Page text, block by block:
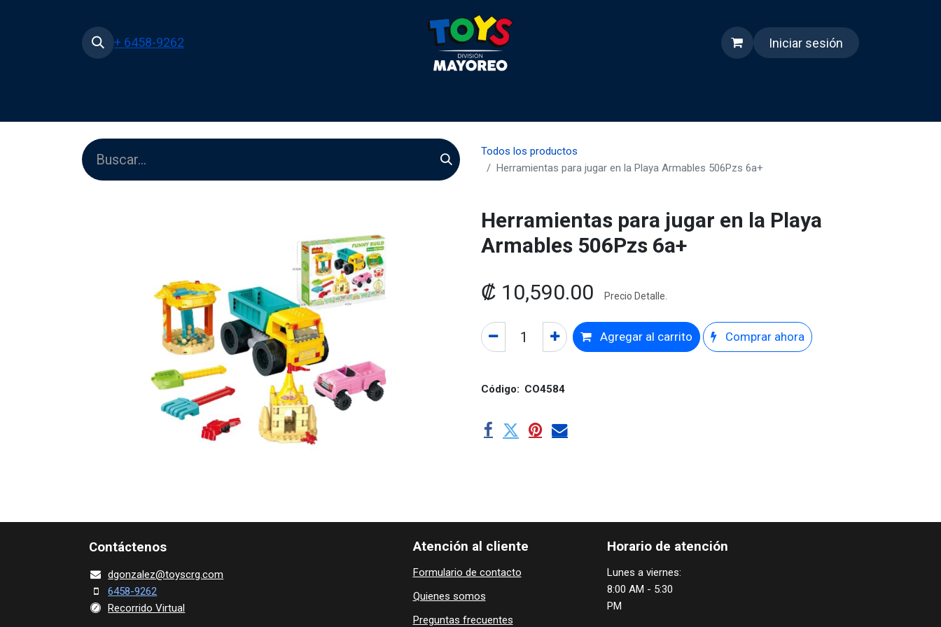
+ 6458-9262 Iniciar sesión
Todos los productos
Herramientas para jugar en la Playa Armables 506Pzs 6a+
Herramientas para jugar en la Playa
Armables 506Pzs 6a+
₡ 10,590.00 Precio Detalle.
Agregar al carrito Comprar ahora
Código: CO4584
Contácte​nos
dgonza​lez@toy​scrg.c​o​m
6458-9262
Recorrido Virtual
Horario de atención
Lunes a viernes:
8:00 AM - 5:30
PM
Atención al cliente
Formulario de contacto
Quienes ​som​​​os
Preguntas frecuentes